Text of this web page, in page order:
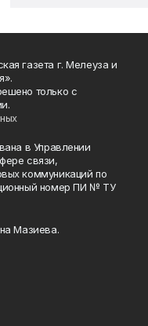
газета г. Мелеуза и
только с
в Управлении
связи,
коммуникаций по
номер ПИ № ТУ
Мазиева.